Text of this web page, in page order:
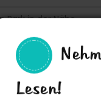
Lesen!